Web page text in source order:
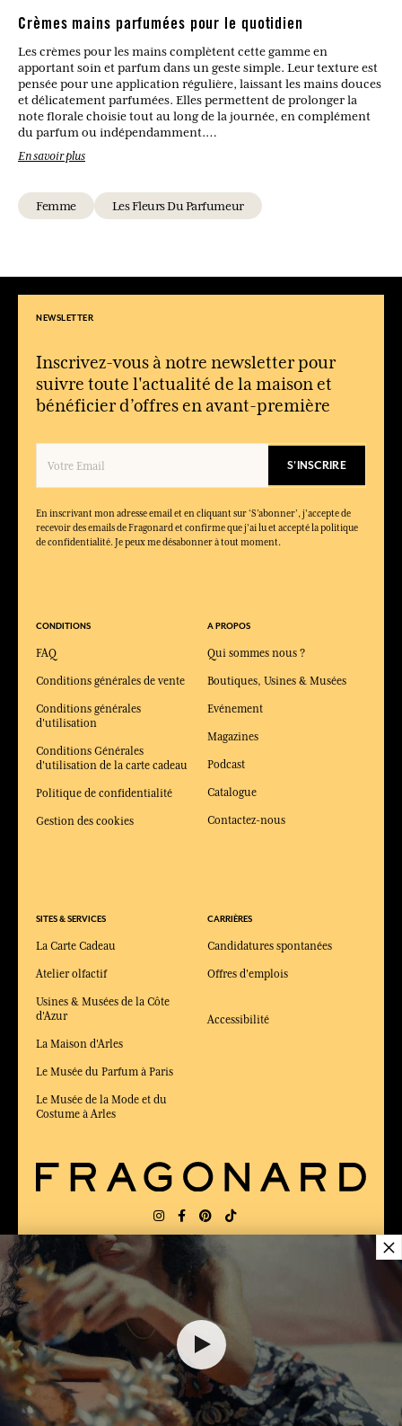
Crèmes mains parfumées pour le quotidien
Les crèmes pour les mains complètent cette gamme en
apportant soin et parfum dans un geste simple. Leur texture est
pensée pour une application régulière, laissant les mains douces
et délicatement parfumées. Elles permettent de prolonger la
note florale choisie tout au long de la journée, en complément
du parfum ou indépendamment.
Parfumeur ?
Des eaux de toilette, des savons avec porte-savons et des crèmes
Oui, les eaux de toilette peuvent convenir aussi bien aux
femmes qu’aux hommes.
olfactive.
Peut-on utiliser les crèmes mains sans porter le parfum ?
Oui, elles peuvent être utilisées seules pour un parfum léger et
En savoir plus
Femme Les Fleurs Du Parfumeur
NEWSLETTER
Inscrivez-vous à notre newsletter pour
suivre toute l'actualité de la maison et
bénéficier d’offres en avant-première
S'INSCRIRE
En inscrivant mon adresse email et en cliquant sur ‘S’abonner’, j'accepte de
recevoir des emails de Fragonard et confirme que j'ai lu et accepté la politique
de confidentialité. Je peux me désabonner à tout moment.
CONDITIONS
FAQ
Conditions générales de vente
Conditions générales
d'utilisation
Conditions Générales
d'utilisation de la carte cadeau
Politique de confidentialité
Gestion des cookies
SITES & SERVICES
La Carte Cadeau
Atelier olfactif
Usines & Musées de la Côte
d'Azur
La Maison d'Arles
Le Musée du Parfum à Paris
Le Musée de la Mode et du
Costume à Arles
A PROPOS
Qui sommes nous ?
Boutiques, Usines & Musées
Evénement
Magazines
Podcast
Catalogue
Contactez-nous
CARRIÈRES
Candidatures spontanées
Offres d'emplois
Accessibilité
LIVRAISON: FR
ÉLU MEILLEUR SITE DE COMMERCE
en ligne 2025 par le magazine Capital
×